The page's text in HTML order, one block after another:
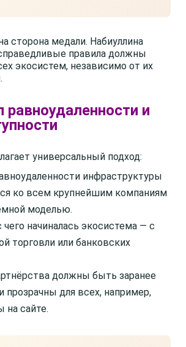
сторона медали. Набиуллина
правила должны
экосистем, независимо от их
и
универсальный подход:
инфраструктуры
ко всем крупнейшим компаниям
моделью.
начиналась экосистема — с
торговли или банковских
должны быть заранее
прозрачны для всех, например,
на сайте.